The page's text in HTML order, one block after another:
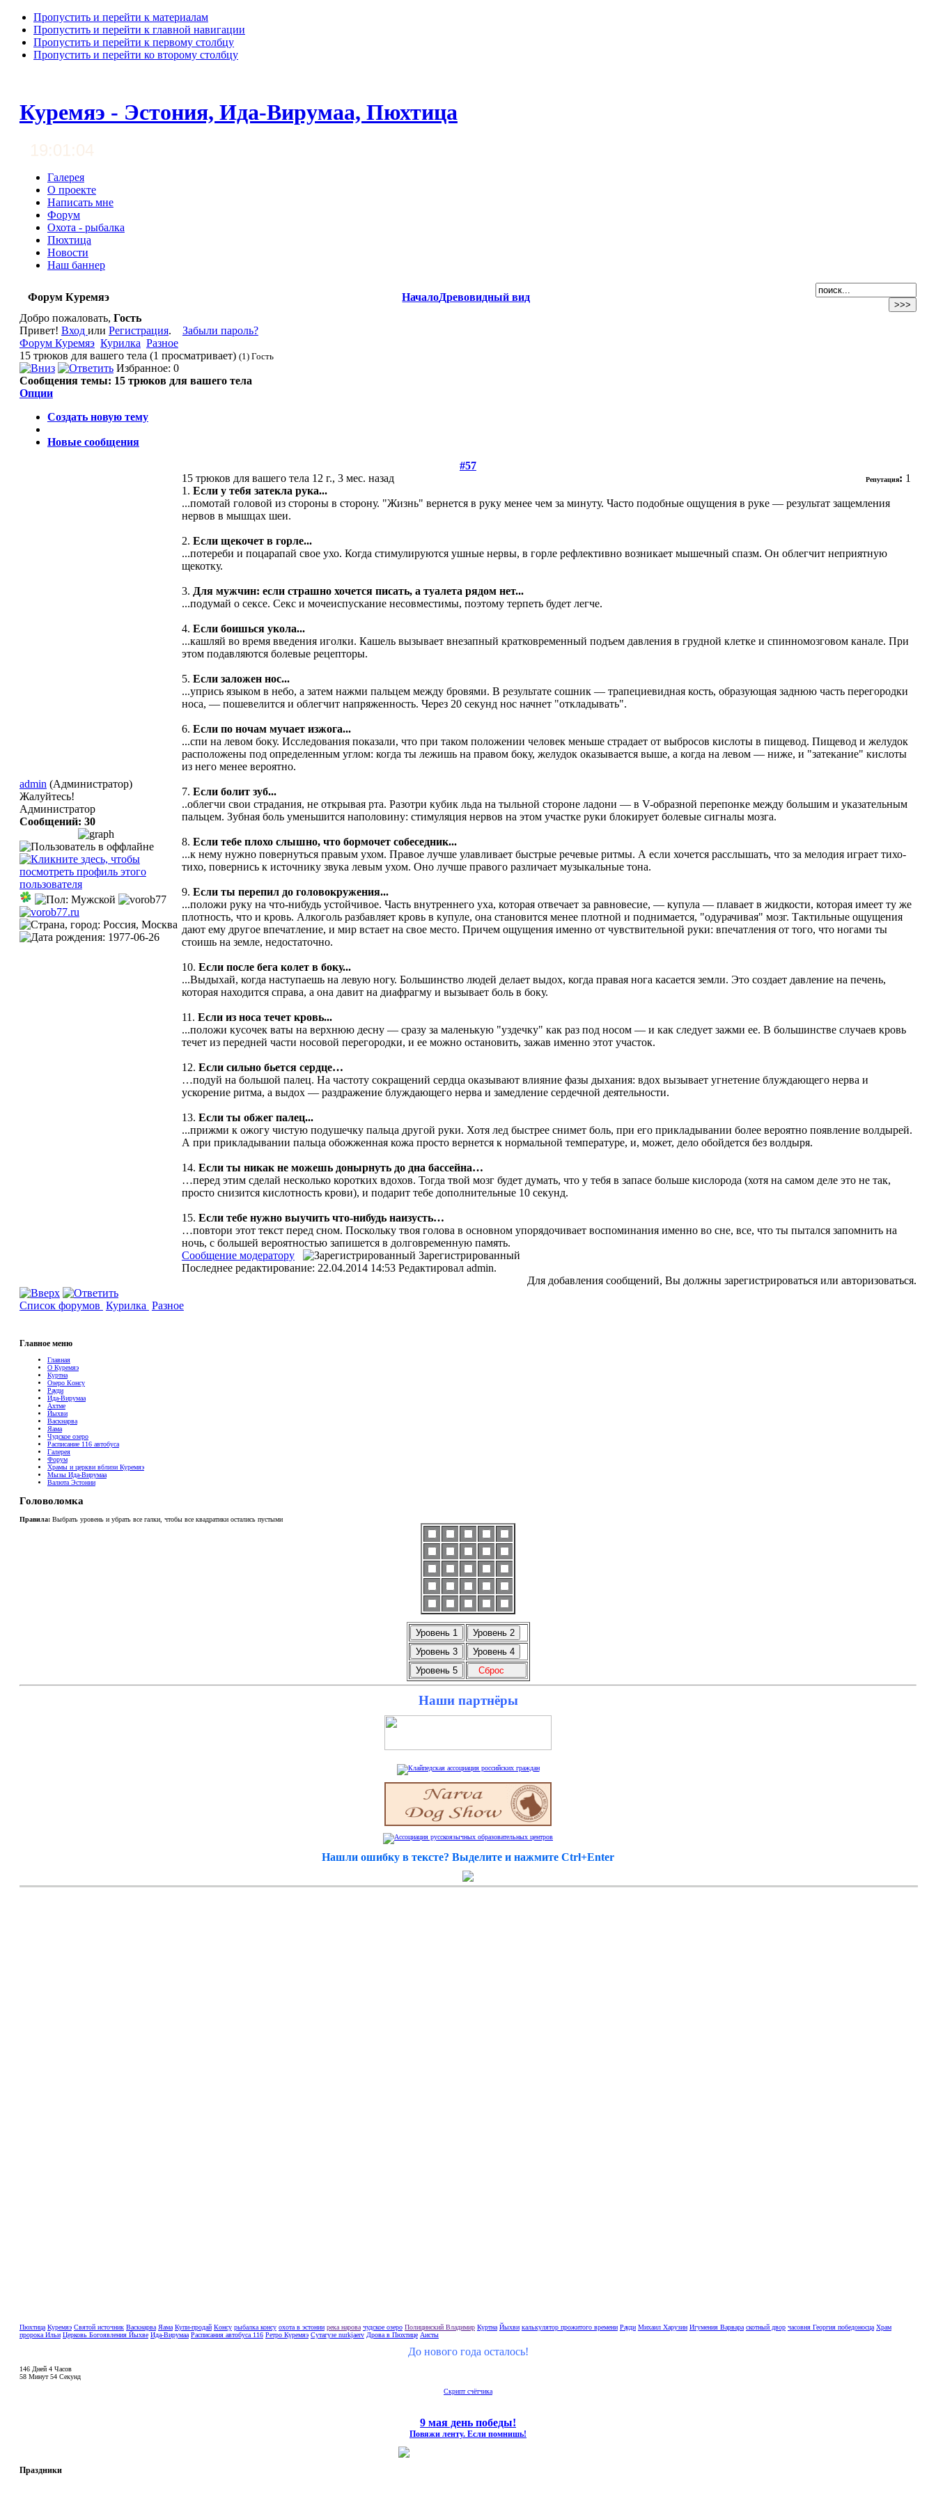
Пропустить и перейти к материалам
Пропустить и перейти к главной навигации
Пропустить и перейти к первому столбцу
Пропустить и перейти ко второму столбцу
Куремяэ - Эстония, Ида-Вирумаа, Пюхтица
19:01:05
Галерея
О проекте
Написать мне
Форум
Охота - рыбалка
Пюхтица
Новости
Наш баннер
Форум Куремяэ НачалоДревовидный вид
Добро пожаловать, Гость
Привет! Вход или Регистрация. Забыли пароль?
Форум Куремяэ Курилка Разное
15 трюков для вашего тела (1 просматривает) (1) Гость
Избранное: 0
Сообщения темы: 15 трюков для вашего тела
Опции
Создать новую тему
Новые сообщения
#57
admin (Администратор)
Жалуйтесь!
Администратор
Сообщений: 30
15 трюков для вашего тела 12 г., 3 мес. назад Репутация: 1
1. Если у тебя затекла рука...
...помотай головой из стороны в сторону. "Жизнь" вернется в руку менее чем за минуту. Часто подобные ощущения в руке — результат защемления
нервов в мышцах шеи.
2. Если щекочет в горле...
...потереби и поцарапай свое ухо. Когда стимулируются ушные нервы, в горле рефлективно возникает мышечный спазм. Он облегчит неприятную
щекотку.
3. Для мужчин: если страшно хочется писать, а туалета рядом нет...
...подумай о сексе. Секс и мочеиспускание несовместимы, поэтому терпеть будет легче.
4. Если боишься укола...
...кашляй во время введения иголки. Кашель вызывает внезапный кратковременный подъем давления в грудной клетке и спинномозговом канале. При
этом подавляются болевые рецепторы.
5. Если заложен нос...
...упрись языком в небо, а затем нажми пальцем между бровями. В результате сошник — трапециевидная кость, образующая заднюю часть перегородки
носа, — пошевелится и облегчит напряженность. Через 20 секунд нос начнет "откладывать".
6. Если по ночам мучает изжога...
...спи на левом боку. Исследования показали, что при таком положении человек меньше страдает от выбросов кислоты в пищевод. Пищевод и желудок
расположены под определенным углом: когда ты лежишь на правом боку, желудок оказывается выше, а когда на левом — ниже, и "затекание" кислоты
из него менее вероятно.
7. Если болит зуб...
..облегчи свои страдания, не открывая рта. Разотри кубик льда на тыльной стороне ладони — в V-образной перепонке между большим и указательным
пальцем. Зубная боль уменьшится наполовину: стимуляция нервов на этом участке руки блокирует болевые сигналы мозга.
8. Если тебе плохо слышно, что бормочет собеседник...
...к нему нужно повернуться правым ухом. Правое лучше улавливает быстрые речевые ритмы. А если хочется расслышать, что за мелодия играет тихо-
тихо, повернись к источнику звука левым ухом. Оно лучше правого различает музыкальные тона.
9. Если ты перепил до головокружения...
...положи руку на что-нибудь устойчивое. Часть внутреннего уха, которая отвечает за равновесие, — купула — плавает в жидкости, которая имеет ту же
плотность, что и кровь. Алкоголь разбавляет кровь в купуле, она становится менее плотной и поднимается, "одурачивая" мозг. Тактильные ощущения
дают ему другое впечатление, и мир встает на свое место. Причем ощущения именно от чувствительной руки: впечатления от того, что ногами ты
стоишь на земле, недостаточно.
10. Если после бега колет в боку...
...Выдыхай, когда наступаешь на левую ногу. Большинство людей делает выдох, когда правая нога касается земли. Это создает давление на печень,
которая находится справа, а она давит на диафрагму и вызывает боль в боку.
11. Если из носа течет кровь...
...положи кусочек ваты на верхнюю десну — сразу за маленькую "уздечку" как раз под носом — и как следует зажми ее. В большинстве случаев кровь
течет из передней части носовой перегородки, и ее можно остановить, зажав именно этот участок.
12. Если сильно бьется сердце…
…подуй на большой палец. На частоту сокращений сердца оказывают влияние фазы дыхания: вдох вызывает угнетение блуждающего нерва и
ускорение ритма, а выдох — раздражение блуждающего нерва и замедление сердечной деятельности.
13. Если ты обжег палец...
...прижми к ожогу чистую подушечку пальца другой руки. Хотя лед быстрее снимет боль, при его прикладывании более вероятно появление волдырей.
А при прикладывании пальца обожженная кожа просто вернется к нормальной температуре, и, может, дело обойдется без волдыря.
14. Если ты никак не можешь донырнуть до дна бассейна…
…перед этим сделай несколько коротких вдохов. Тогда твой мозг будет думать, что у тебя в запасе больше кислорода (хотя на самом деле это не так,
просто снизится кислотность крови), и подарит тебе дополнительные 10 секунд.
15. Если тебе нужно выучить что-нибудь наизусть…
…повтори этот текст перед сном. Поскольку твоя голова в основном упорядочивает воспоминания именно во сне, все, что ты пытался запомнить на
ночь, с большей вероятностью запишется в долговременную память.
Сообщение модератору
Зарегистрированный
Последнее редактирование: 22.04.2014 14:53 Редактировал admin.
Для добавления сообщений, Вы должны зарегистрироваться или авторизоваться.
Список форумов Курилка Разное
Главное меню
Главная
О Куремяэ
Куртна
Озеро Консу
Рауди
Ида-Вирумаа
Ахтме
Йыхви
Васкнарва
Яама
Чудское озеро
Расписание 116 автобуса
Галерея
Форум
Храмы и церкви вблизи Куремяэ
Мызы Ида-Вирумаа
Валюта Эстонии
Головоломка
Правила:Выбрать уровень и убрать все галки, чтобы все квадратики остались пустыми
Наши партнёры
Нашли ошибку в тексте? Выделите и нажмите Ctrl+Enter
Пюхтица Куремяэ Святой источник Васкнарва Яама Купи-продай Консу рыбалка консу охота в эстонии река нарова чудское озеро Полицинский Владимир Куртна Йыхви калькулятор прожитого времени Рауди Михаил Харузин Игумения Варвара скотный двор часовня Георгия победоносца Храм
пророка Ильи Церковь Богоявления Йыхве Ида-Вирумаа Расписания автобуса 116 Ретро Куремяэ Сутагузе nurkjaerv Дрова в Пюхтице Аисты
До нового года осталось!
146 Дней 4 Часов
58 Минут 54 Секунд
Скрипт счётчика
9 мая день победы!
Повяжи ленту. Если помнишь!
Праздники